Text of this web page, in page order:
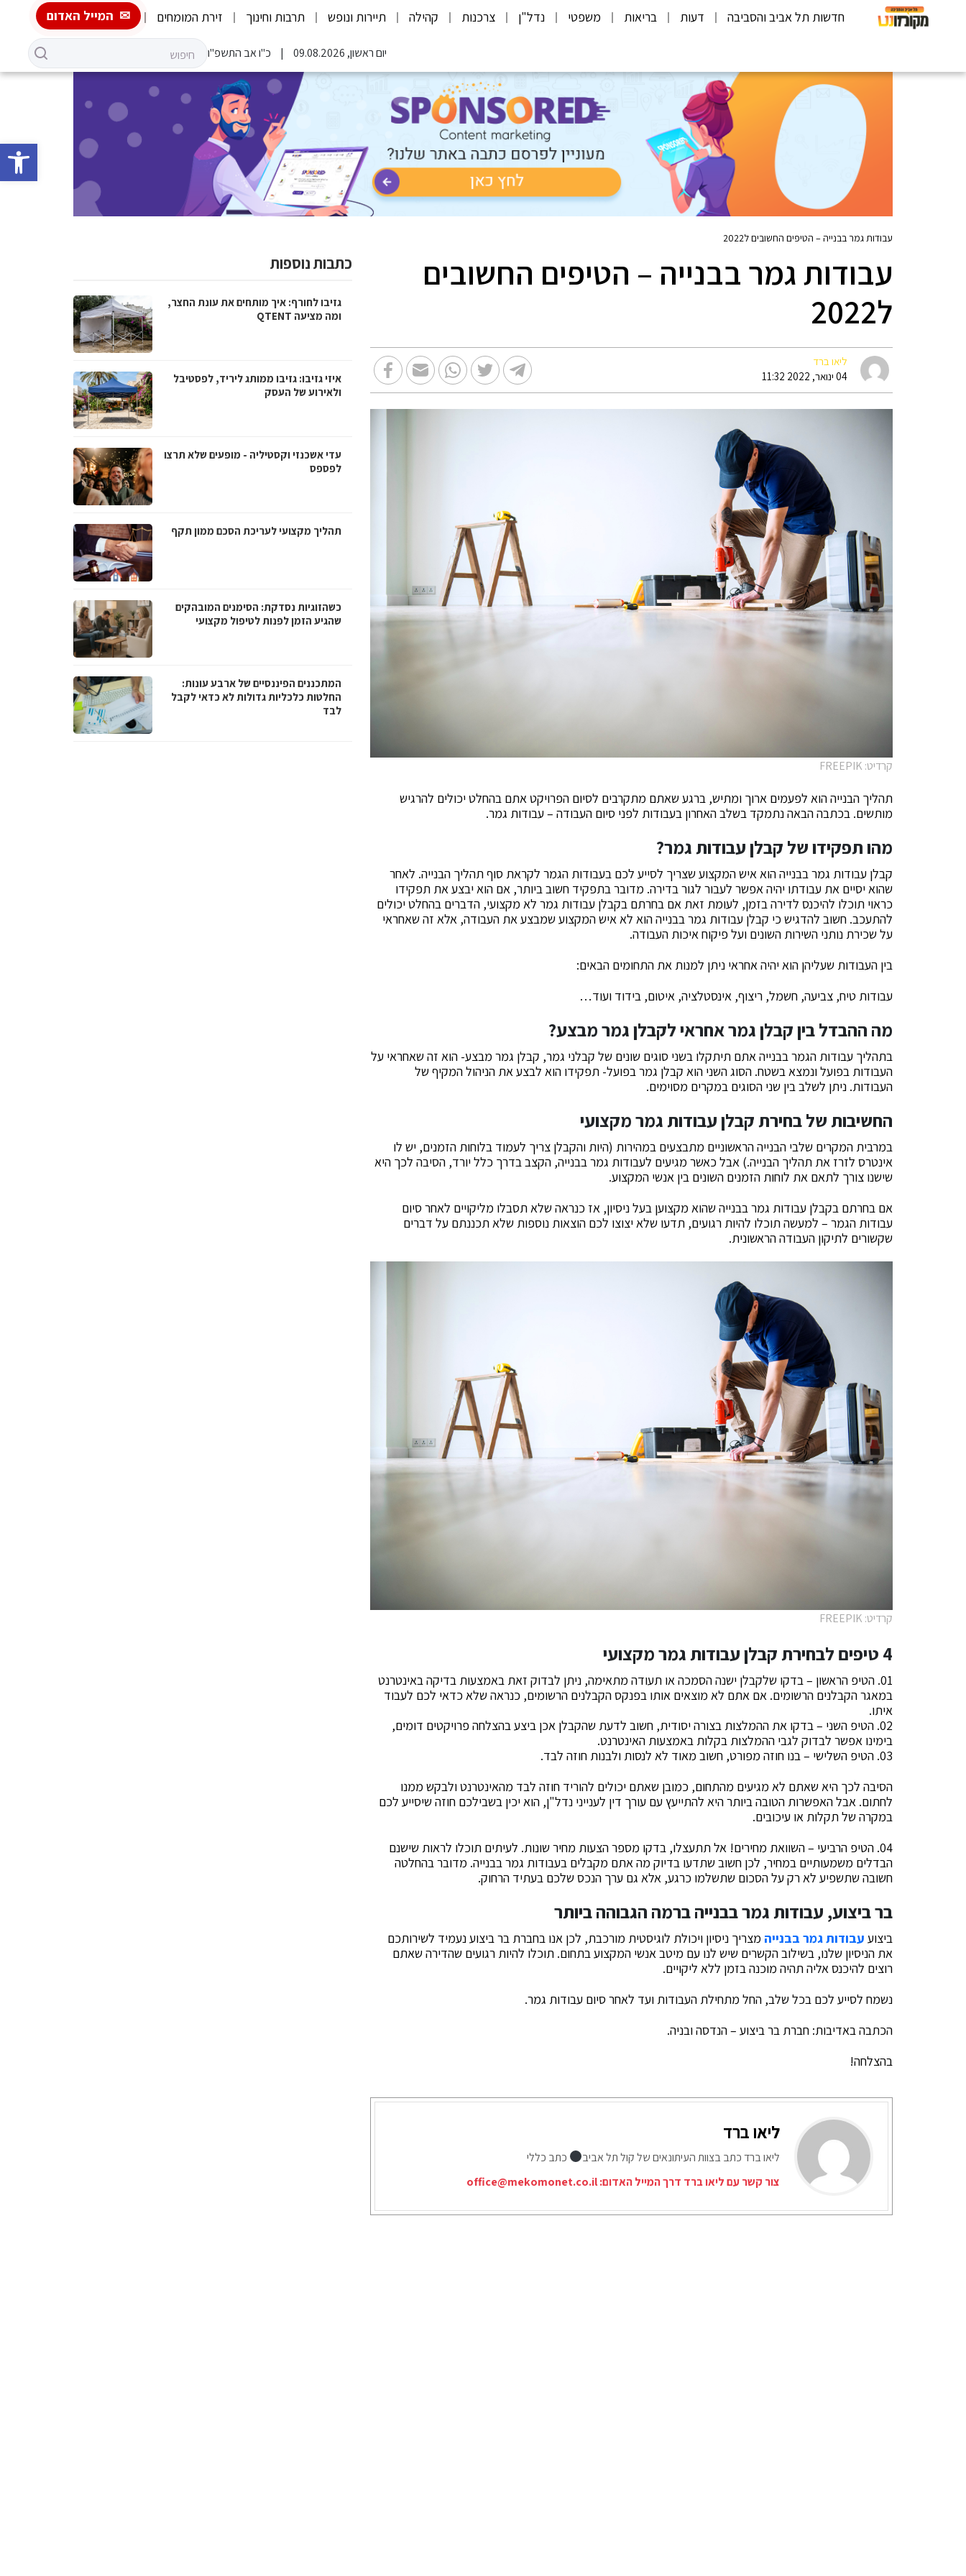
פתח
חדשות תל אביב והסביבה דעות בריאות משפטי נדל"ן צרכנות קהילה תיירות ונופש תרבות וחינוך זירת המומחים המייל האדום
יום ראשון, 09.08.2026 כ"ו אב התשפ"ו
עבודות גמר בבנייה – הטיפים החשובים ל2022
עבודות גמר בבנייה – הטיפים החשובים
ל2022
ליאו ברד
04 ינואר, 2022 11:32
קרדיט: FREEPIK
תהליך הבנייה הוא לפעמים ארוך ומתיש, ברגע שאתם מתקרבים לסיום הפרויקט אתם בהחלט יכולים להרגיש
מותשים. בכתבה הבאה נתמקד בשלב האחרון בעבודות לפני סיום העבודה – עבודות גמר.
מהו תפקידו של קבלן עבודות גמר?
קבלן עבודות גמר בבנייה הוא איש המקצוע שצריך לסייע לכם בעבודות הגמר לקראת סוף תהליך הבנייה. לאחר
שהוא יסיים את עבודתו יהיה אפשר לעבור לגור בדירה. מדובר בתפקיד חשוב ביותר, אם הוא יבצע את תפקידו
כראוי תוכלו להיכנס לדירה בזמן, לעומת זאת אם בחרתם בקבלן עבודות גמר לא מקצועי, הדברים בהחלט יכולים
להתעכב. חשוב להדגיש כי קבלן עבודות גמר בבנייה הוא לא איש המקצוע שמבצע את העבודה, אלא זה שאחראי
על שכירת נותני השירות השונים ועל פיקוח איכות העבודה.
בין העבודות שעליהן הוא יהיה אחראי ניתן למנות את התחומים הבאים:
עבודות טיח, צביעה, חשמל, ריצוף, אינסטלציה, איטום, בידוד ועוד…
מה ההבדל בין קבלן גמר אחראי לקבלן גמר מבצע?
בתהליך עבודות הגמר בבנייה אתם תיתקלו בשני סוגים שונים של קבלני גמר, קבלן גמר מבצע- הוא זה שאחראי על
העבודות בפועל ונמצא בשטח. הסוג השני הוא קבלן גמר בפועל- תפקידו הוא לבצע את הניהול המקיף של
העבודות. ניתן לשלב בין שני הסוגים במקרים מסוימים.
החשיבות של בחירת קבלן עבודות גמר מקצועי
במרבית המקרים שלבי הבנייה הראשוניים מתבצעים במהירות (היות והקבלן צריך לעמוד בלוחות הזמנים, יש לו
אינטרס לזרז את תהליך הבנייה.) אבל כאשר מגיעים לעבודות גמר בבנייה, הקצב בדרך כלל יורד, הסיבה לכך היא
שישנו צורך לתאם את לוחות הזמנים השונים בין אנשי המקצוע.
אם בחרתם בקבלן עבודות גמר בבנייה שהוא מקצוען בעל ניסיון, אז כנראה שלא תסבלו מליקויים לאחר סיום
עבודות הגמר – למעשה תוכלו להיות רגועים, תדעו שלא יצוצו לכם הוצאות נוספות שלא תכננתם על דברים
שקשורים לתיקון העבודה הראשונית.
קרדיט: FREEPIK
4 טיפים לבחירת קבלן עבודות גמר מקצועי
01. הטיפ הראשון – בדקו שלקבלן ישנה הסמכה או תעודה מתאימה, ניתן לבדוק זאת באמצעות בדיקה באינטרנט
במאגר הקבלנים הרשומים. אם אתם לא מוצאים אותו בפנקס הקבלנים הרשומים, כנראה שלא כדאי לכם לעבוד
איתו.
02. הטיפ השני – בדקו את ההמלצות בצורה יסודית, חשוב לדעת שהקבלן אכן ביצע בהצלחה פרויקטים דומים,
בימינו אפשר לבדוק לגבי ההמלצות בקלות באמצעות האינטרנט.
03. הטיפ השלישי – בנו חוזה מפורט, חשוב מאוד לא לנסות ולבנות חוזה לבד.
הסיבה לכך היא שאתם לא מגיעים מהתחום, כמובן שאתם יכולים להוריד חוזה לבד מהאינטרנט ולבקש ממנו
לחתום. אבל האפשרות הטובה ביותר היא להתייעץ עם עורך דין לענייני נדל"ן, הוא יכין בשבילכם חוזה שיסייע לכם
במקרה של תקלות או עיכובים.
04. הטיפ הרביעי – השוואת מחירים! אל תתעצלו, בדקו מספר הצעות מחיר שונות. לעיתים תוכלו לראות שישנם
הבדלים משמעותיים במחיר, לכן חשוב שתדעו בדיוק מה אתם מקבלים בעבודות גמר בבנייה. מדובר בהחלטה
חשובה שתשפיע לא רק על הסכום שתשלמו כרגע, אלא גם ערך הנכס שלכם בעתיד הרחוק.
בר ביצוע, עבודות גמר בבנייה ברמה הגבוהה ביותר
ביצוע עבודות גמר בבנייה מצריך ניסיון ויכולת לוגיסטית מורכבת, לכן אנו בחברת בר ביצוע נעמיד לשירותכם
את הניסיון שלנו, בשילוב הקשרים שיש לנו עם מיטב אנשי המקצוע בתחום. תוכלו להיות רגועים שהדירה שאתם
רוצים להיכנס אליה תהיה מוכנה בזמן ללא ליקויים.
נשמח לסייע לכם בכל שלב, החל מתחילת העבודות ועד לאחר סיום עבודות גמר.
הכתבה באדיבות: חברת בר ביצוע – הנדסה ובניה.
בהצלחה!
ליאו ברד
ליאו ברד כתב בצוות העיתונאים של קול תל אביב
כתב כללי
צור קשר עם ליאו ברד דרך המייל האדום:office@mekomonet.co.il
כתבות נוספות
גזיבו לחורף: איך מותחים את עונת החצר,
ומה מציעה QTENT
איזי גזיבו: גזיבו ממותג ליריד, לפסטיבל
ולאירוע של העסק
עדי אשכנזי וקסטיליה - מופעים שלא תרצו
לפספס
תהליך מקצועי לעריכת הסכם ממון תקף
כשהזוגיות נסדקת: הסימנים המובהקים
שהגיע הזמן לפנות לטיפול מקצועי
המתכננים הפיננסיים של ארבע עונות:
החלטות כלכליות גדולות לא כדאי לקבל
לבד